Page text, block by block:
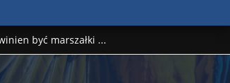
być marszałki ...
na Ukrainie. Wspo ...